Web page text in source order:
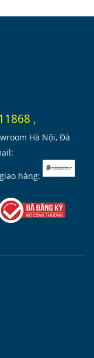
48.000.000 ₫.
,
Hà Nội, Đà
hàng: